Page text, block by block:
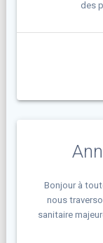
des
Bonjour à
nous
sanitaire